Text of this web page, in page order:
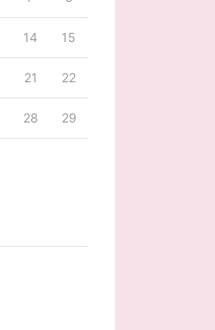
14 15
21 22
28 29